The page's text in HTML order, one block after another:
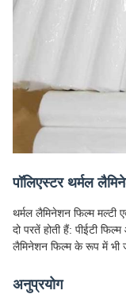
पॉलिएस्टर थर्मल
थर्मल लैमिनेशन फिल्म मल्टी
दो परतें होती हैं: पीईटी
लैमिनेशन फिल्म के रूप में भी
अनुप्रयोग